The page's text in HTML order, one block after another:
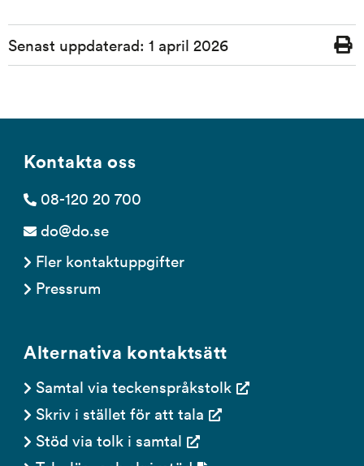
Sidinformation
Senast uppdaterad: 1 april 2026
Skriv
ut
Kontakta oss
08-120 20 700
do@do.se
Fler kontaktuppgifter
Pressrum
Alternativa kontaktsätt
Samtal via teckenspråkstolk
Skriv i stället för att tala
Stöd via tolk i samtal